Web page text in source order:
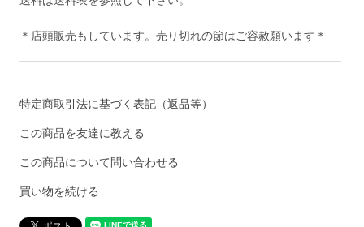
＊店頭販売もしています。売り切れの節はご容赦願います＊
特定商取引法に基づく表記（返品等）
この商品を友達に教える
この商品について問い合わせる
買い物を続ける